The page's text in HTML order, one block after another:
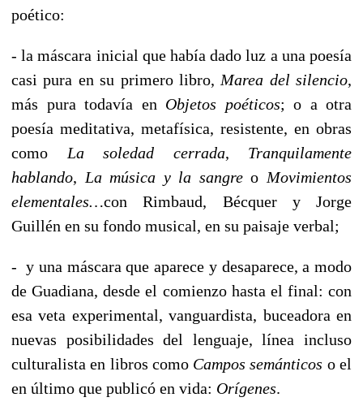
poético:
- la máscara inicial que había dado luz a una poesía
casi pura en su primero libro, Marea del silencio,
más pura todavía en Objetos poéticos; o a otra
poesía meditativa, metafísica, resistente, en obras
como La soledad cerrada, Tranquilamente
hablando, La música y la sangreo Movimientos
elementales…con Rimbaud, Bécquer y Jorge
Guillén en su fondo musical, en su paisaje verbal;
- y una máscara que aparece y desaparece, a modo
de Guadiana, desde el comienzo hasta el final: con
esa veta experimental, vanguardista, buceadora en
nuevas posibilidades del lenguaje, línea incluso
culturalista en libros como Campos semánticos o el
en último que publicó en vida: Orígenes.